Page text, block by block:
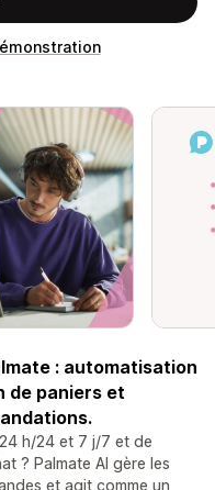
: automatisation
de paniers et
h/24 et 7 j/7 et de
? Palmate AI gère les
et agit comme un